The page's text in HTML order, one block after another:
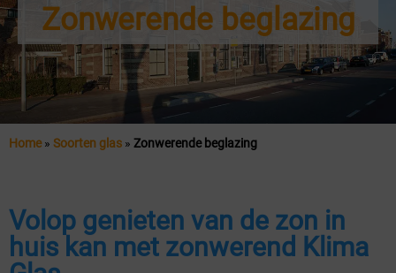
Zonwerende beglazing
Home» Soorten glas » Zonwerende beglazing
Volop genieten van de zon in
huis kan met zonwerend Klima